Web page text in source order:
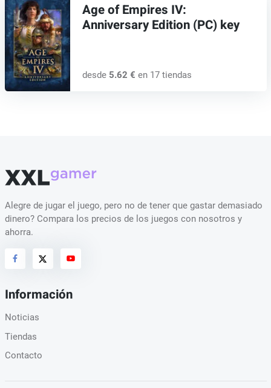
Age of Empires IV:
Anniversary Edition (PC) key
desde 5.62 € en 17 tiendas
Alegre de jugar el juego, pero no de tener que gastar demasiado
dinero? Compara los precios de los juegos con nosotros y
ahorra.
Información
Noticias
Tiendas
Contacto